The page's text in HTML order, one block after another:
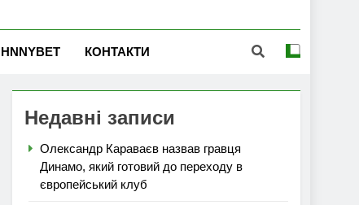
КОНТАКТИ
Недавні записи
Олександр Караваєв назвав гравця
Динамо, який готовий до переходу в
європейський клуб